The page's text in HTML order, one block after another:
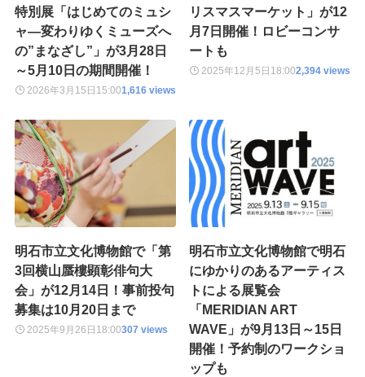
特別展「はじめてのミュシ
ャ―変わりゆくミューズへ
の”まなざし”」が3月28日
～5月10日の期間開催！
2026年3月15日 15:001,616 views
リスマスマーケット」が12
月7日開催！ロビーコンサ
ートも
2025年12月5日 18:002,394 views
明石市立文化博物館で「第
3回横山蜃樓顕彰俳句大
会」が12月14日！事前投句
募集は10月20日まで
2025年9月26日 18:00307 views
明石市立文化博物館で明石
にゆかりのあるアーティス
トによる展覧会
「MERIDIAN ART
WAVE」が9月13日～15日
開催！予約制のワークショ
ップも